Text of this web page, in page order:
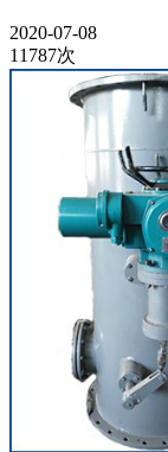
2020-07-08
11787次